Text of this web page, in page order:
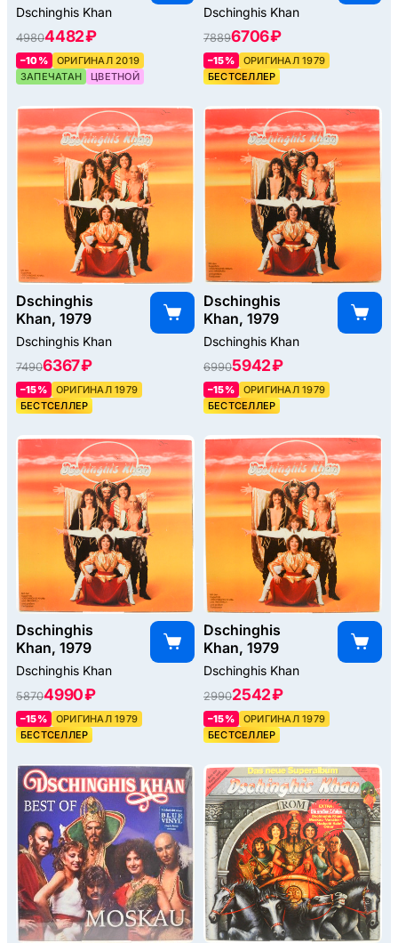
Dschinghis Khan
49804482 ₽
–10%
ОРИГИНАЛ 2019
ЗАПЕЧАТАН
ЦВЕТНОЙ
Dschinghis Khan
78896706 ₽
–15%
ОРИГИНАЛ 1979
БЕСТСЕЛЛЕР
Dschinghis
Khan, 1979
Dschinghis Khan
74906367 ₽
–15%
ОРИГИНАЛ 1979
БЕСТСЕЛЛЕР
Dschinghis
Khan, 1979
Dschinghis Khan
69905942 ₽
–15%
ОРИГИНАЛ 1979
БЕСТСЕЛЛЕР
Dschinghis
Khan, 1979
Dschinghis Khan
58704990 ₽
–15%
ОРИГИНАЛ 1979
БЕСТСЕЛЛЕР
Dschinghis
Khan, 1979
Dschinghis Khan
29902542 ₽
–15%
ОРИГИНАЛ 1979
БЕСТСЕЛЛЕР